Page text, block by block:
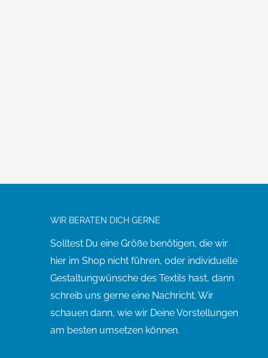
WIR BERATEN DICH GERNE
Solltest Du eine Größe benötigen, die wir
hier im Shop nicht führen, oder individuelle
Gestaltungwünsche des Textils hast, dann
schreib uns gerne eine Nachricht. Wir
schauen dann, wie wir Deine Vorstellungen
am besten umsetzen können.